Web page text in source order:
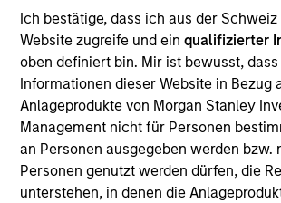
Ich bestätige, dass ich aus der
Website zugreife und ein qualifizierter
oben definiert bin. Mir ist bewusst,
Informationen dieser Website in Bezug
Anlageprodukte von Morgan Stanley
Management nicht für Personen
an Personen ausgegeben werden bzw.
Personen genutzt werden dürfen, die
unterstehen, in denen die
Securities. Dennis received a B.A. in
science from Hamilton College and an
honors in finance from Columbia
Counterpoint Global